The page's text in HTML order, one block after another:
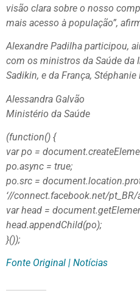
visão clara sobre o nosso
mais acesso à população”,
Alexandre Padilha participou,
com os ministros da Saúde da
Sadikin, e da França, Stéphanie
Alessandra Galvão
Ministério da Saúde
(function() {
var po =
po.async = true;
po.src =
‘//connect.facebook.net/
var head =
head.appendChild(po);
}());
Fonte Original | Notícias